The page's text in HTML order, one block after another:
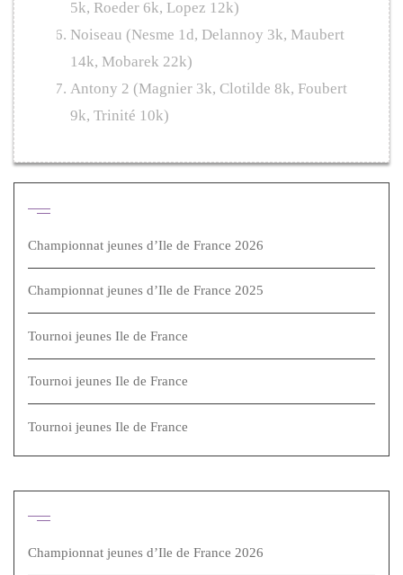
5k, Roeder 6k, Lopez 12k)
Noiseau (Nesme 1d, Delannoy 3k, Maubert
14k, Mobarek 22k)
Antony 2 (Magnier 3k, Clotilde 8k, Foubert
9k, Trinité 10k)
Championnat jeunes d’Ile de France 2026
Championnat jeunes d’Ile de France 2025
Tournoi jeunes Ile de France
Tournoi jeunes Ile de France
Tournoi jeunes Ile de France
Championnat jeunes d’Ile de France 2026